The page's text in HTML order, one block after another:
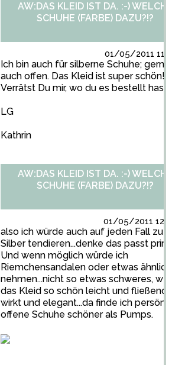
AW:DAS KLEID IST DA. :-) WELCHE
SCHUHE (FARBE) DAZU?!?
01/05/2011
Ich bin auch für silberne Schuhe; gerne
auch offen. Das Kleid ist super schön!!!
Verrätst Du mir, wo du es bestellt hast?
LG
Kathrin
AW:DAS KLEID IST DA. :-) WELCHE
SCHUHE (FARBE) DAZU?!?
01/05/2011
also ich würde auch auf jeden Fall zu
Silber tendieren...denke das passt
Und wenn möglich würde ich
Riemchensandalen oder etwas
nehmen...nicht so etwas schweres,
das Kleid so schön leicht und fließend
wirkt und elegant...da finde ich
offene Schuhe schöner als Pumps.